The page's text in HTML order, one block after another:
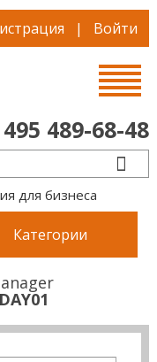
| Войти
489-68-48
для бизнеса
Категории